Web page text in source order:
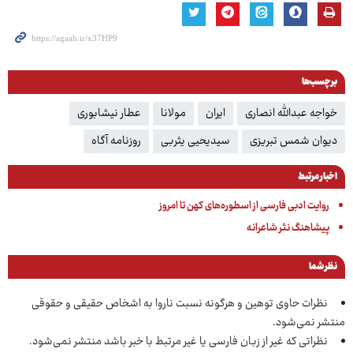
برچسب‌ها
خواجه عبدالله انصاری ایران مولانا
عطار نیشابوری
دیوان شمس تبریزی
سیدیحیی یثربی روزنامه آگاه
اخبار مرتبط
روایت ادبی فارسی از اسطوره‌های کهن تا امروز
پیشاهنگ نثر شاعرانه
نظر شما
نظرات حاوی توهین و هرگونه نسبت ناروا به اشخاص حقیقی و حقوقی
منتشر نمی‌شود.
نظراتی که غیر از زبان فارسی یا غیر مرتبط با خبر باشد منتشر نمی‌شود.